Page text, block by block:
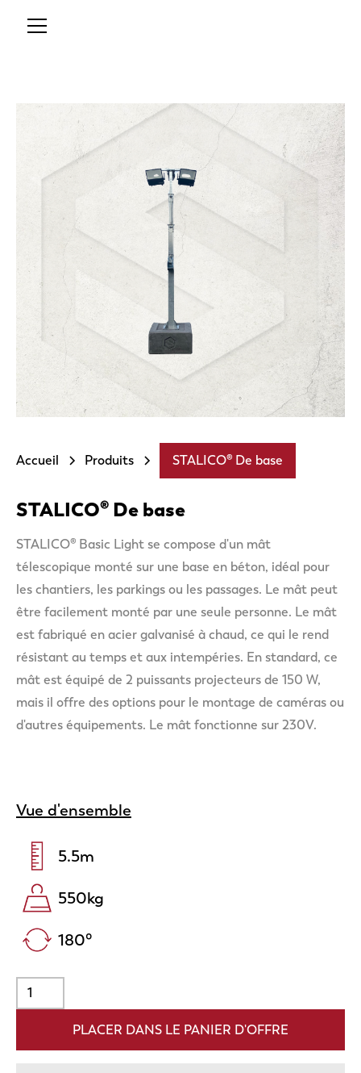
Accueil Produits STALICO® De base
STALICO® De base
STALICO® Basic Light se compose d'un mât
télescopique monté sur une base en béton, idéal pour
les chantiers, les parkings ou les passages. Le mât peut
être facilement monté par une seule personne. Le mât
est fabriqué en acier galvanisé à chaud, ce qui le rend
résistant au temps et aux intempéries. En standard, ce
mât est équipé de 2 puissants projecteurs de 150 W,
mais il offre des options pour le montage de caméras ou
d'autres équipements. Le mât fonctionne sur 230V.
Vue d'ensemble
5.5m
550kg
180°